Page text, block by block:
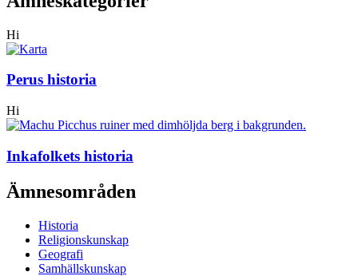
Hi
Perus historia
Hi
Inkafolkets historia
Ämnesområden
Historia
Religionskunskap
Geografi
Samhällskunskap